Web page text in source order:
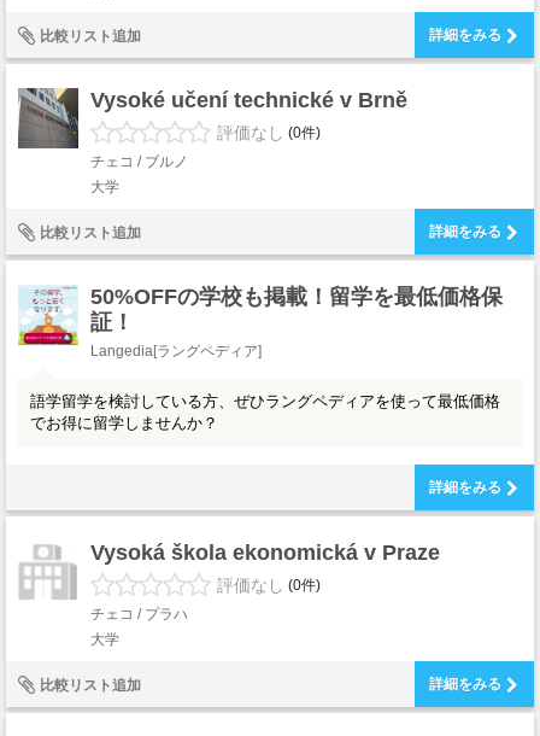
比較リスト追加 詳細をみる
Vysoké učení technické v Brně
評価なし (0件)
チェコ / ブルノ
大学
比較リスト追加 詳細をみる
50%OFFの学校も掲載！留学を最低価格保
証！
Langedia[ラングペディア]
語学留学を検討している方、ぜひラングペディアを使って最低価格
でお得に留学しませんか？
詳細をみる
Vysoká škola ekonomická v Praze
評価なし (0件)
チェコ / プラハ
大学
比較リスト追加 詳細をみる